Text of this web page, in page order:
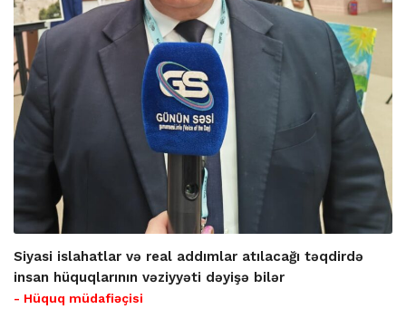
Siyasi islahatlar və real addımlar atılacağı təqdirdə
insan hüquqlarının vəziyyəti dəyişə bilər
- Hüquq müdafiəçisi